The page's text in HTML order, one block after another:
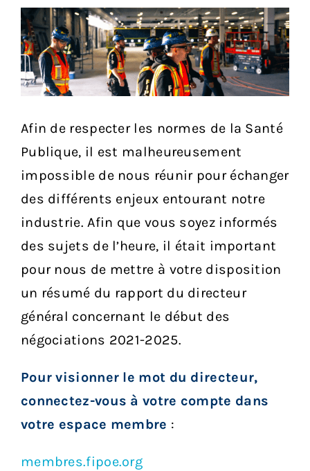
Services aux membres
Réunions
Activités
Informations
Actualités
Boutique
Contactez-nous
Afin de respecter les normes de la Santé
Publique, il est malheureusement
impossible de nous réunir pour échanger
des différents enjeux entourant notre
industrie. Afin que vous soyez informés
des sujets de l’heure, il était important
pour nous de mettre à votre disposition
un résumé du rapport du directeur
général concernant le début des
négociations 2021-2025.
Pour visionner le mot du directeur,
connectez-vous à votre compte dans
votre espace membre :
membres.fipoe.org